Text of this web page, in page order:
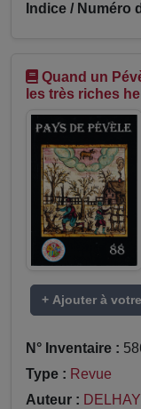
Indice / Numéro
Quand un
les très riches
+ Ajouter à
N° Inventaire :
Type : Revue
Auteur :